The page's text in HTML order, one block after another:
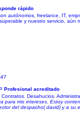
rápido
autónomos, freelance, IT,
y nuestro servicio, aún
Profesional acreditado
Desahucios.
para mis intereses. Estoy
del despacho( david) y a su